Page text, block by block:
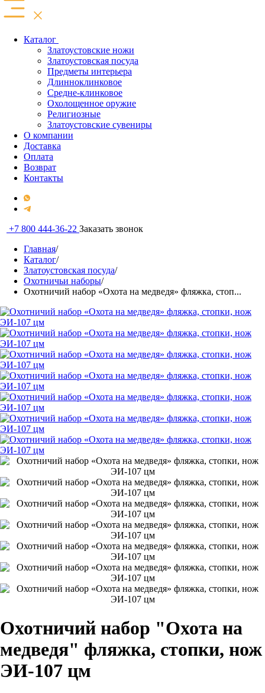
Каталог
Златоустовские ножи
Златоустовская посуда
Предметы интерьера
Длинноклинковое
Средне-клинковое
Охолощенное оружие
Религиозные
Златоустовские сувениры
О компании
Доставка
Оплата
Возврат
Контакты
+7 800 444-36-22 Заказать звонок
Главная/
Каталог/
Златоустовская посуда/
Охотничьи наборы/
Охотничий набор «Охота на медведя» фляжка, стоп...
Охотничий набор "Охота на
медведя" фляжка, стопки, нож
ЭИ-107 цм